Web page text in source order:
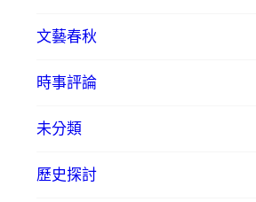
文藝春秋
時事評論
未分類
歷史探討